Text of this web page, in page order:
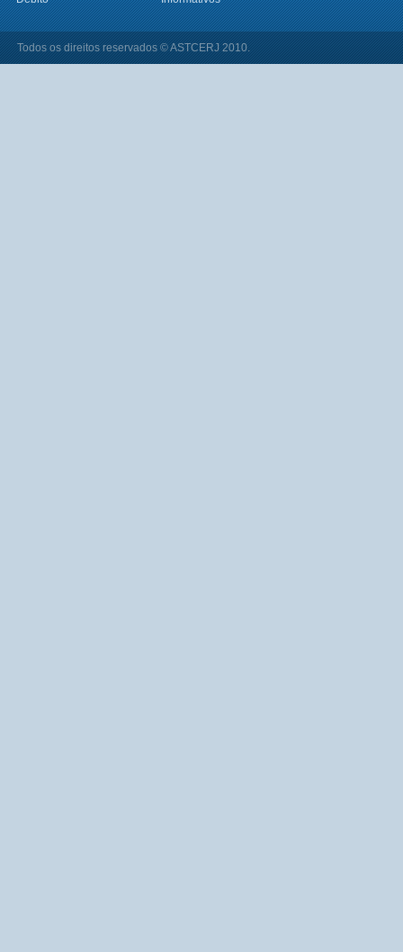
Todos os direitos reservados © ASTCERJ 2010.